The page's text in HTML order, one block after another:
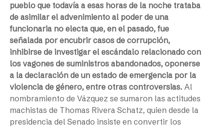
pueblo que todavía a esas horas de la noche trataba
de asimilar el advenimiento al poder de una
funcionaria no electa que, en el pasado, fue
señalada por encubrir casos de corrupción,
inhibirse de investigar el escándalo relacionado con
los vagones de suministros abandonados, oponerse
a la declaración de un estado de emergencia por la
violencia de género, entre otras controversias. Al
nombramiento de Vázquez se sumaron las actitudes
machistas de Thomas Rivera Schatz, quien desde la
presidencia del Senado insiste en convertir los